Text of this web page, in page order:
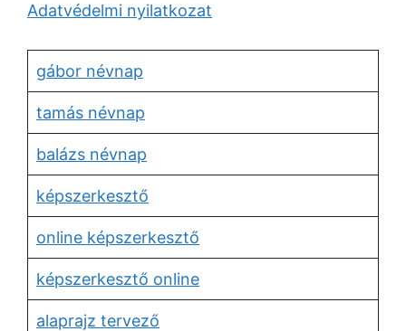
Adatvédelmi nyilatkozat
gábor névnap
tamás névnap
balázs névnap
képszerkesztő
online képszerkesztő
képszerkesztő online
alaprajz tervező